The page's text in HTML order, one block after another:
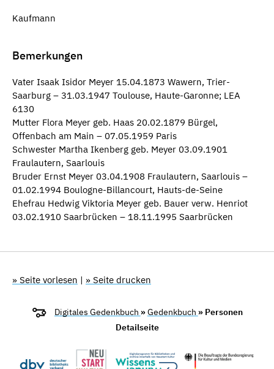
Kaufmann
Bemerkungen
Vater Isaak Isidor Meyer 15.04.1873 Wawern, Trier-
Saarburg – 31.03.1947 Toulouse, Haute-Garonne; LEA
6130
Mutter Flora Meyer geb. Haas 20.02.1879 Bürgel,
Offenbach am Main – 07.05.1959 Paris
Schwester Martha Ikenberg geb. Meyer 03.09.1901
Fraulautern, Saarlouis
Bruder Ernst Meyer 03.04.1908 Fraulautern, Saarlouis –
01.02.1994 Boulogne-Billancourt, Hauts-de-Seine
Ehefrau Hedwig Viktoria Meyer geb. Bauer verw. Henriot
03.02.1910 Saarbrücken – 18.11.1995 Saarbrücken
» Seite vorlesen | » Seite drucken
Digitales Gedenkbuch »Gedenkbuch » Personen
Detailseite